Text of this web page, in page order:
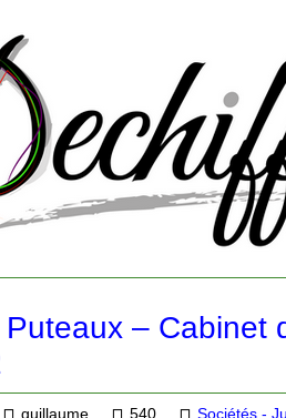
– Cabinet
guillaume 540 Sociétés -